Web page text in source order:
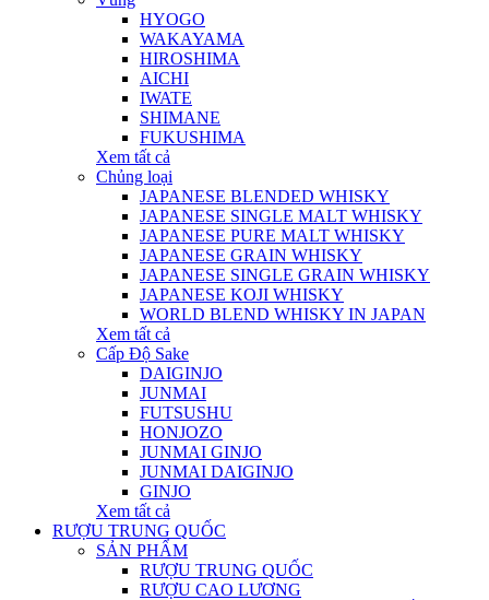
HYOGO
WAKAYAMA
HIROSHIMA
AICHI
IWATE
SHIMANE
FUKUSHIMA
Xem tất cả
Chủng loại
JAPANESE BLENDED WHISKY
JAPANESE SINGLE MALT WHISKY
JAPANESE PURE MALT WHISKY
JAPANESE GRAIN WHISKY
JAPANESE SINGLE GRAIN WHISKY
JAPANESE KOJI WHISKY
WORLD BLEND WHISKY IN JAPAN
Xem tất cả
Cấp Độ Sake
DAIGINJO
JUNMAI
FUTSUSHU
HONJOZO
JUNMAI GINJO
JUNMAI DAIGINJO
GINJO
Xem tất cả
RƯỢU TRUNG QUỐC
SẢN PHẨM
RƯỢU TRUNG QUỐC
RƯỢU CAO LƯƠNG